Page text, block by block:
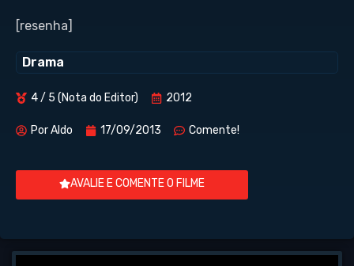
[resenha]
Drama
4 / 5 (Nota do Editor) 2012
PorAldo 17/09/2013 Comente!
AVALIE E COMENTE O FILME